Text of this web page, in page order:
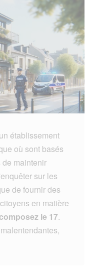
établissement
où sont basés
maintenir
sur les
de fournir des
en matière
le 17.